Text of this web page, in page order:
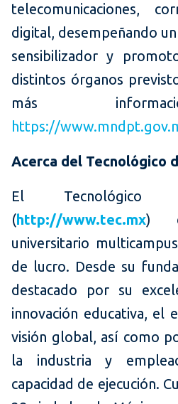
telecomunicaciones,
digital, desempeñando
sensibilizador y
distintos órganos
más
https://
Acerca del Tecnológico
El Tecnológico
(http://www.tec.mx)
universitario
de lucro. Desde su
destacado por su
innovación educativa, el
visión global, así como
la industria y
capacidad de ejecución.